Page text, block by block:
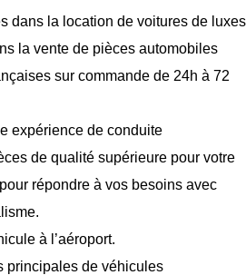
dans la location de voitures de luxes
la vente de pièces automobiles
sur commande de 24h à 72
expérience de conduite
de qualité supérieure pour votre
répondre à vos besoins avec
à l’aéroport.
principales de véhicules